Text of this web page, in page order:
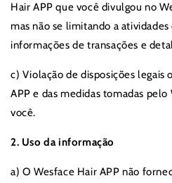
Hair APP que você divulgou no
mas não se limitando a
informações de transações e
c) Violação de disposições legais
APP e das medidas tomadas
você.
2. Uso da informação
a) O Wesface Hair APP não